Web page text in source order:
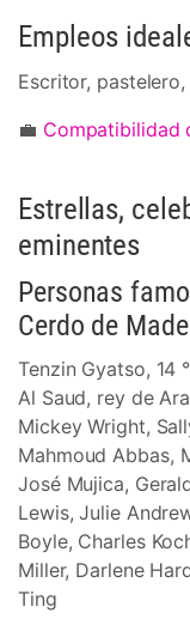
Empleos
Escritor,
💼 Compatibilidad
Estrellas,
eminentes
Personas
Cerdo de
Tenzin Gyatso, 14
Al Saud, rey de
Mickey Wright,
Mahmoud Abbas,
José Mujica,
Lewis, Julie
Boyle, Charles
Miller, Darlene
Ting